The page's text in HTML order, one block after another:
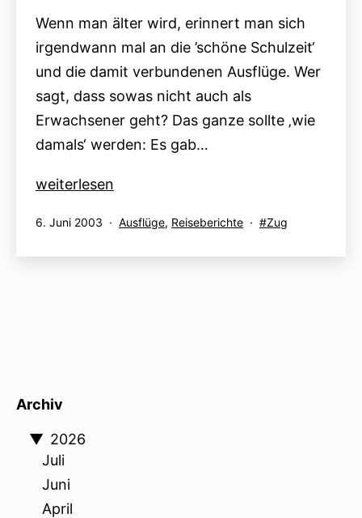
Wenn man älter wird, erinnert man sich
irgendwann mal an die ’schöne Schulzeit‘
und die damit verbundenen Ausflüge. Wer
sagt, dass sowas nicht auch als
Erwachsener geht? Das ganze sollte ‚wie
damals‘ werden: Es gab…
Hallstatt
weiterlesen
Veröffentlicht
6. Juni 2003
Kategorisiert
Ausflüge, Reiseberichte
Verschlagwortet
Zug
Archiv
▼ 2026
Juli
Juni
April